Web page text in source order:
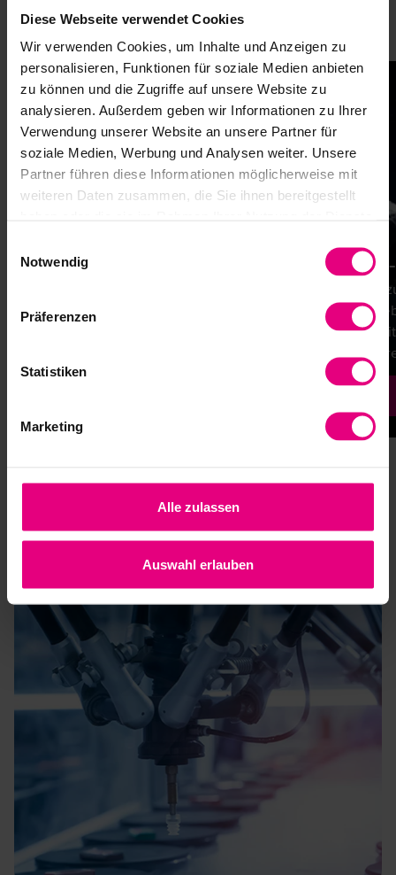
Diese Webseite verwendet Cookies
Wir verwenden Cookies, um Inhalte und Anzeigen zu
personalisieren, Funktionen für soziale Medien anbieten
zu können und die Zugriffe auf unsere Website zu
analysieren. Außerdem geben wir Informationen zu Ihrer
Verwendung unserer Website an unsere Partner für
soziale Medien, Werbung und Analysen weiter. Unsere
Partner führen diese Informationen möglicherweise mit
weiteren Daten zusammen, die Sie ihnen bereitgestellt
Notwendig
Präferenzen
Statistiken
Marketing
Alle zulassen
Auswahl erlauben
in unterschiedlichsten Anwendungen Einsatz – überall
dort, wo exakte Bewegungen, kompakte Bauformen und
langlebige Antriebslösungen gefragt sind.
Allgemeiner Maschinenbau
Werkzeugmaschinen – ideal bei
in